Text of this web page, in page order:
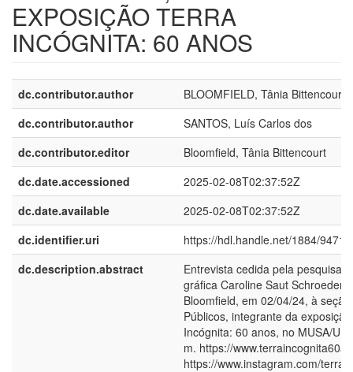
EXPOSIÇÃO TERRA
INCÓGNITA: 60 ANOS
dc.contributor.author
BLOOMFIELD, Tânia Bittencourt
dc.contributor.author
SANTOS, Luís Carlos dos
dc.contributor.editor
Bloomfield, Tânia Bittencourt
dc.date.accessioned
2025-02-08T02:37:52Z
dc.date.available
2025-02-08T02:37:52Z
dc.identifier.uri
https://hdl.handle.net/1884/94710
dc.description.abstract
Entrevista cedida pela
gráfica Caroline Saut Schroeder,
Bloomfield, em 02/04/24, à
Públicos, integrante da
Incógnita: 60 anos, no MUSA/
m. https://
https://www.instagram.com/